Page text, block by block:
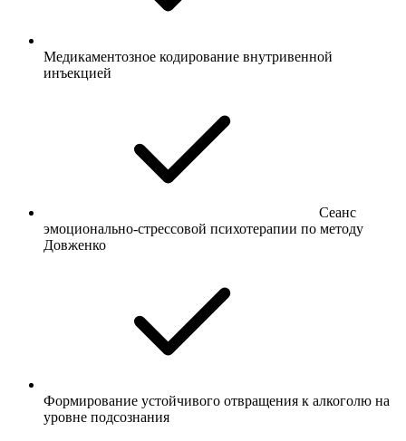
Медикаментозное кодирование внутривенной
инъекцией
Сеанс
эмоционально-стрессовой психотерапии по методу
Довженко
Формирование устойчивого отвращения к алкоголю на
уровне подсознания